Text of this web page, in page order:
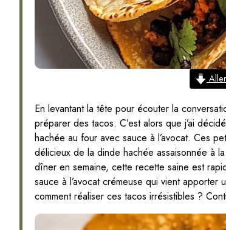
En levantant la tête pour écouter la
préparer des tacos. C’est alors que j’ai
hachée au four avec sauce à l’avocat. Ces
délicieux de la dinde hachée assaisonnée à
dîner en semaine, cette recette saine est
sauce à l’avocat crémeuse qui vient
comment réaliser ces tacos irrésistibles ?